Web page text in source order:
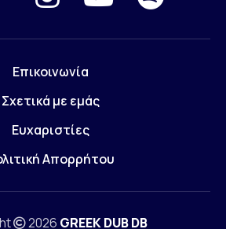
Επικοινωνία
Σχετικά με εμάς
Ευχαριστίες
Απορρήτου
2026 GREEK DUB DB